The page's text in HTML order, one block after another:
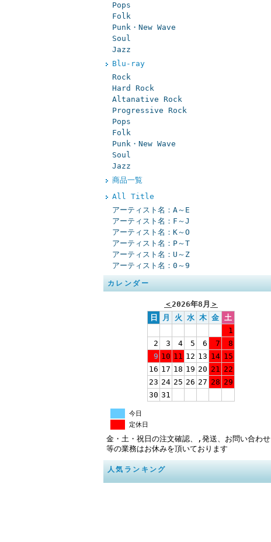
Pops
Folk
Punk・New Wave
Soul
Jazz
Blu-ray
Rock
Hard Rock
Altanative Rock
Progressive Rock
Pops
Folk
Punk・New Wave
Soul
Jazz
商品一覧
All Title
アーティスト名：A～E
アーティスト名：F～J
アーティスト名：K～O
アーティスト名：P～T
アーティスト名：U～Z
アーティスト名：0～9
カレンダー
＜2026年8月 ＞
日
月 火 水 木 金 土
1
2
3 4 5 6 7
8
9 10 11 12 13 14 15
16 17 18 19 20 21 22
23 24 25 26 27 28 29
30 31
今日
定休日
金・土・祝日の注文確認、,発送、お問い合わせ
等の業務はお休みを頂いております
人気ランキング